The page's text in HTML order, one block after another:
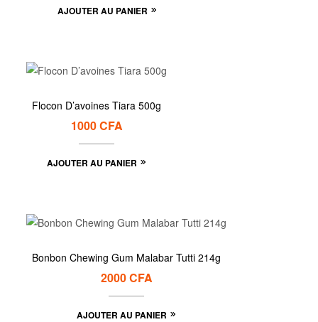
AJOUTER AU PANIER
Flocon D’avoines Tiara 500g
1000CFA
AJOUTER AU PANIER
Bonbon Chewing Gum Malabar Tutti 214g
2000CFA
AJOUTER AU PANIER